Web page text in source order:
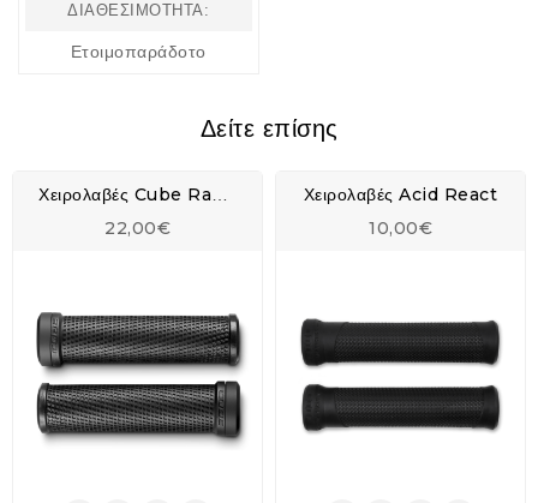
ΔΙΑΘΕΣΙΜΌΤΗΤΑ:
Ετοιμοπαράδοτο
Δείτε επίσης
Χειρολαβές Cube Race Grips
22,00€
Χειρολαβές Acid React
10,00€